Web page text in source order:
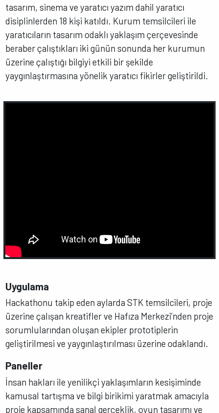
tasarım, sinema ve yaratıcı yazım dahil yaratıcı
disiplinlerden 18 kişi katıldı. Kurum temsilcileri ile
yaratıcıların tasarım odaklı yaklaşım çerçevesinde
beraber çalıştıkları iki günün sonunda her kurumun
üzerine çalıştığı bilgiyi etkili bir şekilde
yaygınlaştırmasına yönelik yaratıcı fikirler geliştirildi.
Uygulama
Hackathonu takip eden aylarda STK temsilcileri, proje
üzerine çalışan kreatifler ve Hafıza Merkezi’nden proje
sorumlularından oluşan ekipler prototiplerin
geliştirilmesi ve yaygınlaştırılması üzerine odaklandı.
Paneller
İnsan hakları ile yenilikçi yaklaşımların kesişiminde
kamusal tartışma ve bilgi birikimi yaratmak amacıyla
proje kapsamında sanal gerçeklik, oyun tasarımı ve